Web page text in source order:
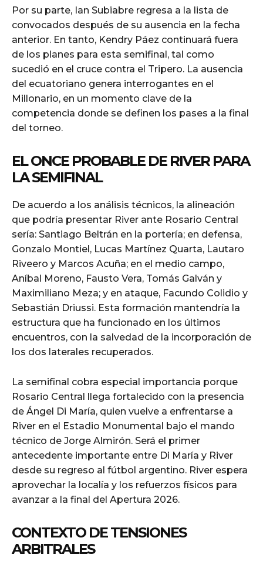
Por su parte, Ian Subiabre regresa a la lista de
convocados después de su ausencia en la fecha
anterior. En tanto, Kendry Páez continuará fuera
de los planes para esta semifinal, tal como
sucedió en el cruce contra el Tripero. La ausencia
del ecuatoriano genera interrogantes en el
Millonario, en un momento clave de la
competencia donde se definen los pases a la final
del torneo.
EL ONCE PROBABLE DE RIVER PARA
LA SEMIFINAL
De acuerdo a los análisis técnicos, la alineación
que podría presentar River ante Rosario Central
sería: Santiago Beltrán en la portería; en defensa,
Gonzalo Montiel, Lucas Martínez Quarta, Lautaro
Riveero y Marcos Acuña; en el medio campo,
Aníbal Moreno, Fausto Vera, Tomás Galván y
Maximiliano Meza; y en ataque, Facundo Colidio y
Sebastián Driussi. Esta formación mantendría la
estructura que ha funcionado en los últimos
encuentros, con la salvedad de la incorporación de
los dos laterales recuperados.
La semifinal cobra especial importancia porque
Rosario Central llega fortalecido con la presencia
de Ángel Di María, quien vuelve a enfrentarse a
River en el Estadio Monumental bajo el mando
técnico de Jorge Almirón. Será el primer
antecedente importante entre Di María y River
desde su regreso al fútbol argentino. River espera
aprovechar la localía y los refuerzos físicos para
avanzar a la final del Apertura 2026.
CONTEXTO DE TENSIONES
ARBITRALES